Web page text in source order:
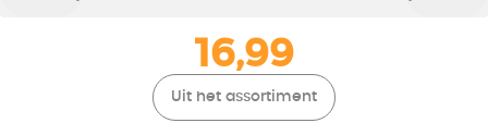
16,99
Uit het assortiment